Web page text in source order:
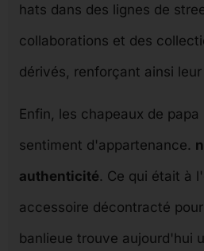
hats dans des lignes de
collaborations et des
dérivés, renforçant ainsi
Enfin, les chapeaux de
sentiment d'appartenance.
authenticité. Ce qui était à
accessoire décontracté
banlieue trouve aujourd'hui